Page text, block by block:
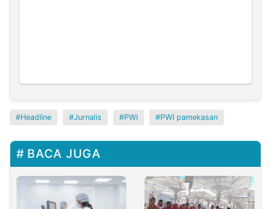
Headline Jurnalis PWI PWI pamekasan
BACA JUGA